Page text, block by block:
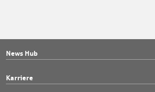
News Hub
Karriere